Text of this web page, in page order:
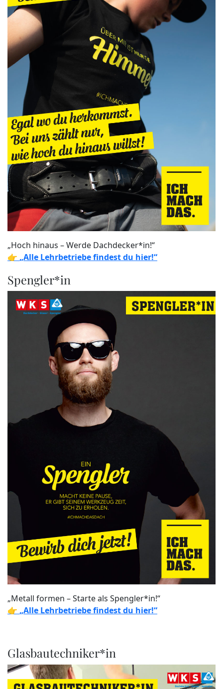
„Hoch hinaus – Werde Dachdecker*in!“
👉 „Alle Lehrbetriebe findest du hier!“
Spengler*in
„Metall formen – Starte als Spengler*in!“
👉 „Alle Lehrbetriebe findest du hier!“
Glasbautechniker*in